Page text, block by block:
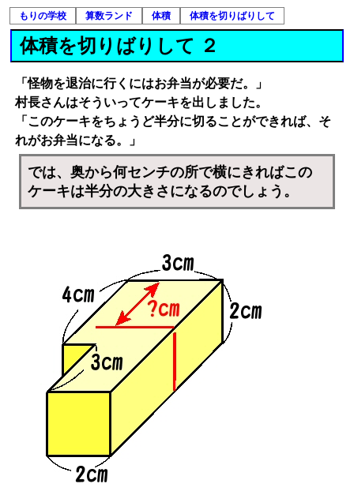
もりの学校 算数ランド 体積 体積を切りばりして
体積を切りばりして ２
「怪物を退治に行くにはお弁当が必要だ。」
村長さんはそういってケーキを出しました。
「このケーキをちょうど半分に切ることができれば、そ
れがお弁当になる。」
では、奥から何センチの所で横にきればこの
ケーキは半分の大きさになるのでしょう。